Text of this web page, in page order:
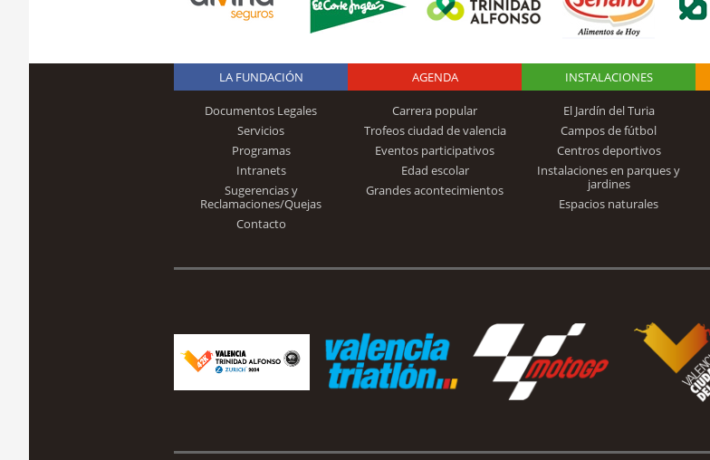
Logo Fundación
Trinidad Alfonso
LA FUNDACIÓN
Documentos Legales
Servicios
Programas
Intranets
Sugerencias y
Reclamaciones/Quejas
Contacto
AGENDA
Carrera popular
Trofeos ciudad de valencia
Eventos participativos
Edad escolar
Grandes acontecimientos
INSTALACIONES
El Jardín del Turia
Campos de fútbol
Centros deportivos
Instalaciones en parques y
jardines
Espacios naturales